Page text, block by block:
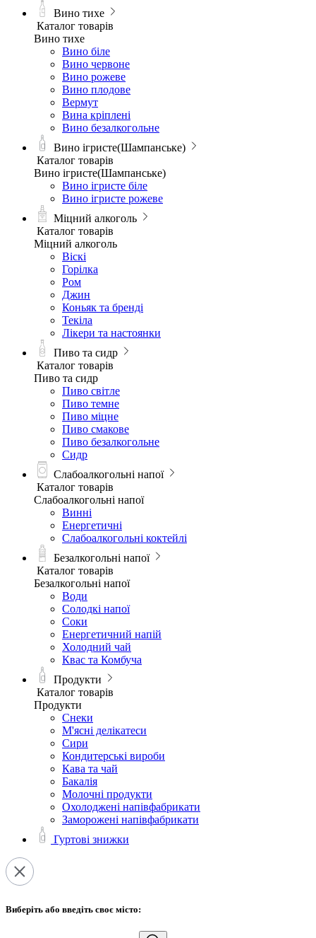
Вино тихе
Каталог товарів
Вино тихе
Вино біле
Вино червоне
Вино рожеве
Вино плодове
Вермут
Вина кріплені
Вино безалкогольне
Вино ігристе(Шампанське)
Каталог товарів
Вино ігристе(Шампанське)
Вино ігристе біле
Вино ігристе рожеве
Міцний алкоголь
Каталог товарів
Міцний алкоголь
Віскі
Горілка
Ром
Джин
Коньяк та бренді
Текіла
Лікери та настоянки
Пиво та сидр
Каталог товарів
Пиво та сидр
Пиво світле
Пиво темне
Пиво міцне
Пиво смакове
Пиво безалкогольне
Сидр
Слабоалкогольні напої
Каталог товарів
Слабоалкогольні напої
Винні
Енергетичні
Слабоалкогольні коктейлі
Безалкогольні напої
Каталог товарів
Безалкогольні напої
Води
Солодкі напої
Соки
Енергетичний напій
Холодний чай
Квас та Комбуча
Продукти
Каталог товарів
Продукти
Снеки
М'ясні делікатеси
Сири
Кондитерські вироби
Кава та чай
Бакалія
Молочні продукти
Охолоджені напівфабрикати
Заморожені напівфабрикати
Гуртові знижки
Виберіть або введіть своє місто: